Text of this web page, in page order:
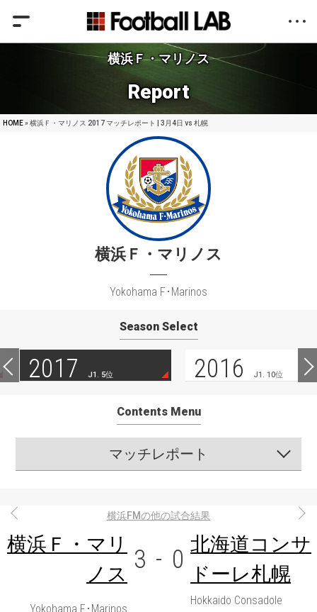
横浜Ｆ・マリノス
Report
HOME» 横浜Ｆ・マリノス 2017 マッチレポート | 3月4日 vs 札幌
横浜Ｆ・マリノス
Yokohama F･Marinos
Season Select
2017 J1. 5位 2016 J1. 10位
Contents Menu
マッチレポート
横浜FMの他の試合結果
横浜Ｆ・マリ
ノス 3 - 0
北海道コンサ
ドーレ札幌
Yokohama F･Marinos
Hokkaido Consadole